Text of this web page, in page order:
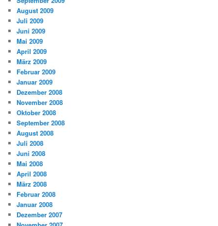
August 2009
Juli 2009
Juni 2009
Mai 2009
April 2009
März 2009
Februar 2009
Januar 2009
Dezember 2008
November 2008
Oktober 2008
September 2008
August 2008
Juli 2008
Juni 2008
Mai 2008
April 2008
März 2008
Februar 2008
Januar 2008
Dezember 2007